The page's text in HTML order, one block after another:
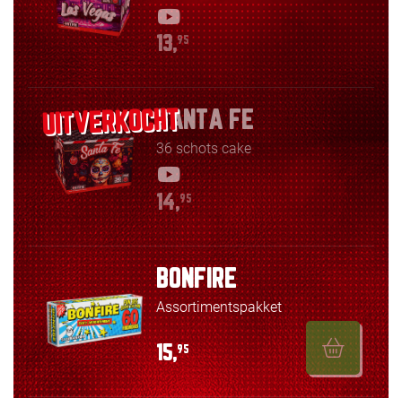
13,95
SANTA FE
36 schots cake
14,95
BONFIRE
Assortimentspakket
15,95